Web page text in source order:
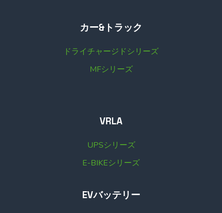
カー&トラック
ドライチャージドシリーズ
MFシリーズ
VRLA
UPSシリーズ
E-BIKEシリーズ
EVバッテリー